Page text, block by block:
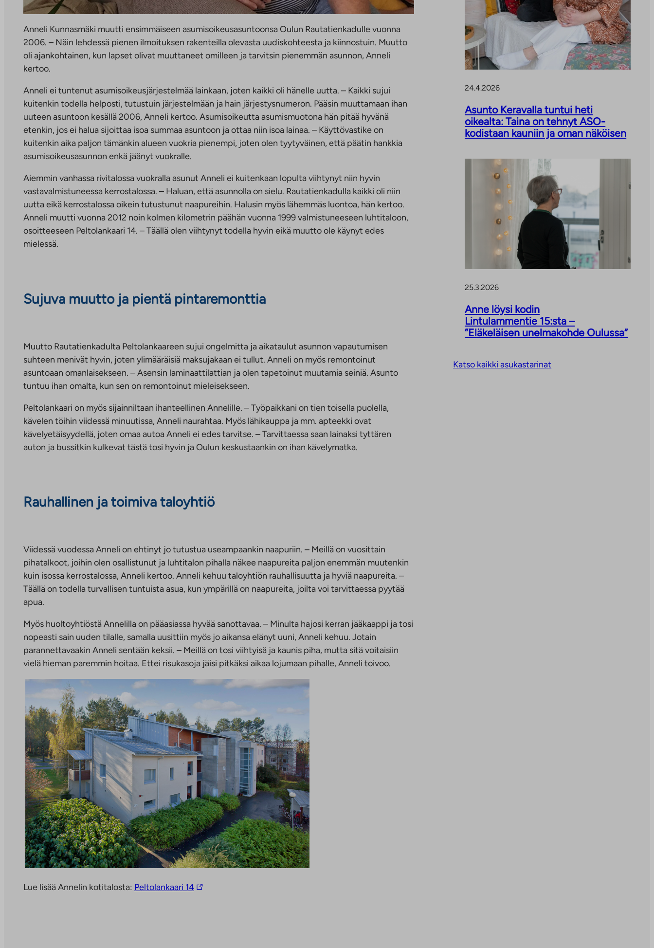
Anneli Kunnasmäki muutti ensimmäiseen asumisoikeusasuntoonsa Oulun Rautatienkadulle vuonna
2006. – Näin lehdessä pienen ilmoituksen rakenteilla olevasta uudiskohteesta ja kiinnostuin. Muutto
oli ajankohtainen, kun lapset olivat muuttaneet omilleen ja tarvitsin pienemmän asunnon, Anneli
kertoo.
Anneli ei tuntenut asumisoikeusjärjestelmää lainkaan, joten kaikki oli hänelle uutta. – Kaikki sujui
kuitenkin todella helposti, tutustuin järjestelmään ja hain järjestysnumeron. Pääsin muuttamaan ihan
uuteen asuntoon kesällä 2006, Anneli kertoo. Asumisoikeutta asumismuotona hän pitää hyvänä
etenkin, jos ei halua sijoittaa isoa summaa asuntoon ja ottaa niin isoa lainaa. – Käyttövastike on
kuitenkin aika paljon tämänkin alueen vuokria pienempi, joten olen tyytyväinen, että päätin hankkia
asumisoikeusasunnon enkä jäänyt vuokralle.
Aiemmin vanhassa rivitalossa vuokralla asunut Anneli ei kuitenkaan lopulta viihtynyt niin hyvin
vastavalmistuneessa kerrostalossa. – Haluan, että asunnolla on sielu. Rautatienkadulla kaikki oli niin
uutta eikä kerrostalossa oikein tutustunut naapureihin. Halusin myös lähemmäs luontoa, hän kertoo.
Anneli muutti vuonna 2012 noin kolmen kilometrin päähän vuonna 1999 valmistuneeseen luhtitaloon,
osoitteeseen Peltolankaari 14. – Täällä olen viihtynyt todella hyvin eikä muutto ole käynyt edes
mielessä.
Sujuva muutto ja pientä pintaremonttia
Muutto Rautatienkadulta Peltolankaareen sujui ongelmitta ja aikataulut asunnon vapautumisen
suhteen menivät hyvin, joten ylimääräisiä maksujakaan ei tullut. Anneli on myös remontoinut
asuntoaan omanlaisekseen. – Asensin laminaattilattian ja olen tapetoinut muutamia seiniä. Asunto
tuntuu ihan omalta, kun sen on remontoinut mieleisekseen.
Peltolankaari on myös sijainniltaan ihanteellinen Annelille. – Työpaikkani on tien toisella puolella,
kävelen töihin viidessä minuutissa, Anneli naurahtaa. Myös lähikauppa ja mm. apteekki ovat
kävelyetäisyydellä, joten omaa autoa Anneli ei edes tarvitse. – Tarvittaessa saan lainaksi tyttären
auton ja bussitkin kulkevat tästä tosi hyvin ja Oulun keskustaankin on ihan kävelymatka.
Rauhallinen ja toimiva taloyhtiö
Viidessä vuodessa Anneli on ehtinyt jo tutustua useampaankin naapuriin. – Meillä on vuosittain
pihatalkoot, joihin olen osallistunut ja luhtitalon pihalla näkee naapureita paljon enemmän muutenkin
kuin isossa kerrostalossa, Anneli kertoo. Anneli kehuu taloyhtiön rauhallisuutta ja hyviä naapureita. –
Täällä on todella turvallisen tuntuista asua, kun ympärillä on naapureita, joilta voi tarvittaessa pyytää
apua.
Myös huoltoyhtiöstä Annelilla on pääasiassa hyvää sanottavaa. – Minulta hajosi kerran jääkaappi ja tosi
nopeasti sain uuden tilalle, samalla uusittiin myös jo aikansa elänyt uuni, Anneli kehuu. Jotain
parannettavaakin Anneli sentään keksii. – Meillä on tosi viihtyisä ja kaunis piha, mutta sitä voitaisiin
vielä hieman paremmin hoitaa. Ettei risukasoja jäisi pitkäksi aikaa lojumaan pihalle, Anneli toivoo.
Lue lisää Annelin kotitalosta: Peltolankaari 14L
24.4.2026
Asunto Keravalla tuntui heti
oikealta: Taina on tehnyt ASO-
kodistaan kauniin ja oman näköisen
25.3.2026
Anne löysi kodin
Lintulammentie 15:sta –
”Eläkeläisen unelmakohde Oulussa”
Katso kaikki asukastarinat